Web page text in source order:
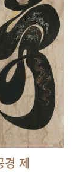
경 제